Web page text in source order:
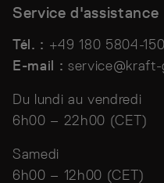
Service d'assistance
Tél. : +49 180 5804-150
E-mail :
Du lundi au vendredi
6h00 – 22h00 (CET)
Samedi
6h00 – 12h00 (CET)